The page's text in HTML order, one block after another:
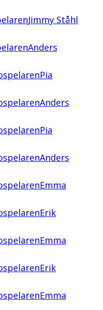
Jimmy Ståhl
Anders
Pia
Anders
Pia
Anders
Emma
Erik
Emma
Erik
Emma